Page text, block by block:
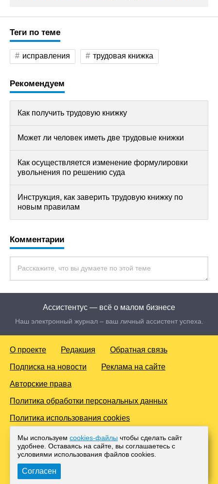
Теги по теме
исправления трудовая книжка
Рекомендуем
Как получить трудовую книжку
Может ли человек иметь две трудовые книжки
Как осуществляется изменение формулировки
увольнения по решению суда
Инструкция, как заверить трудовую книжку по
новым правилам
Комментарии
Ассистентус — всё о малом бизнесе
Наш электронный журнал – ваш личный ассистент успеха.
О проекте Редакция Обратная связь
Подписка на новости Реклама на сайте
Авторские права
Политика обработки персональных данных
Политика использования cookies
© 2016-2026 Все права защищены. Для лиц старше 18 лет.
Любое копирование материалов и тиражирование в сети
Интернет, либо печатных изданиях без согласования с
Администрацией проекта, преследуется законом.
Мы используем cookies-файлы чтобы сделать сайт
удобнее. Оставаясь на сайте, вы соглашаетесь с
условиями использования файлов cооkies.
Согласен